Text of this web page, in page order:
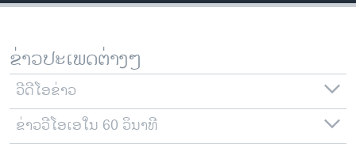
ພາສາອັງກິດ
ສຽງ
ລາຍການກະຈາຍສຽງ
ລາຍງານ
ຕິດຕາມພວກເຮົາ ທີ່
ຂ່າວປະເພດຕ່າງໆ
ວີດີໂອຂ່າວ
ຂ່າວວີໂອເອໃນ 60 ວິນາທີ